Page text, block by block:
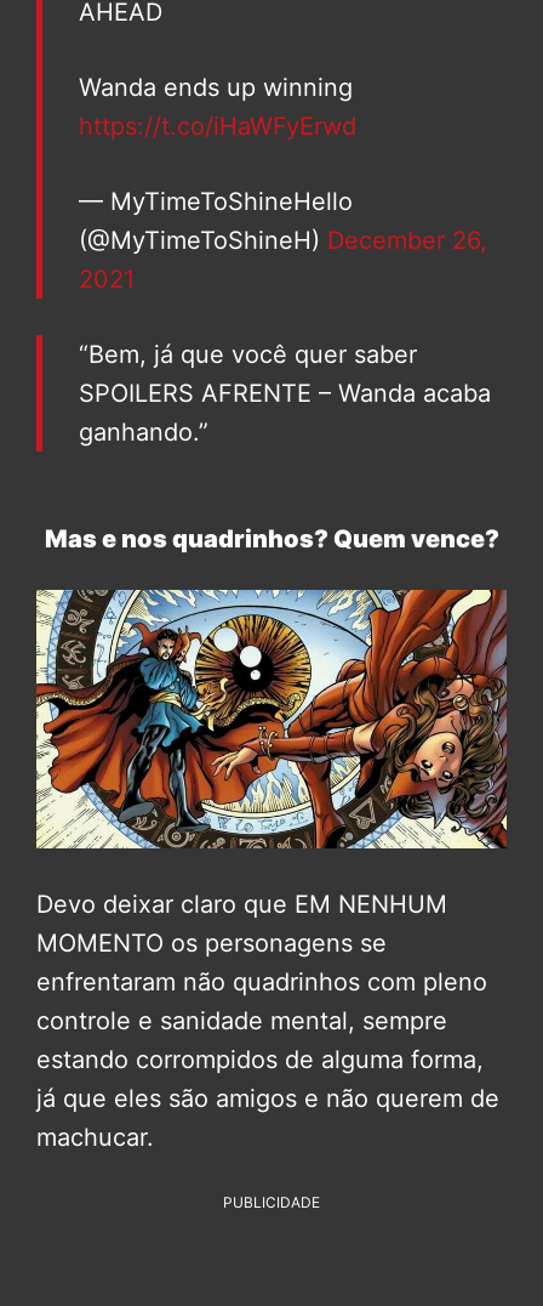
AHEAD
Wanda ends up winning
https://t.co/iHaWFyErwd
— MyTimeToShineHello
(@MyTimeToShineH) December 26,
2021
“Bem, já que você quer saber
SPOILERS AFRENTE – Wanda acaba
ganhando.”
Mas e nos quadrinhos? Quem vence?
Devo deixar claro que EM NENHUM
MOMENTO os personagens se
enfrentaram não quadrinhos com pleno
controle e sanidade mental, sempre
estando corrompidos de alguma forma,
já que eles são amigos e não querem de
machucar.
PUBLICIDADE